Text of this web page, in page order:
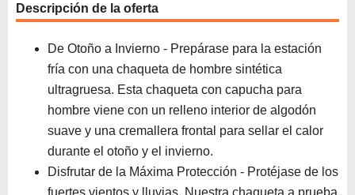
Descripción de la oferta
De Otoño a Invierno - Prepárase para la estación
fría con una chaqueta de hombre sintética
ultragruesa. Esta chaqueta con capucha para
hombre viene con un relleno interior de algodón
suave y una cremallera frontal para sellar el calor
durante el otoño y el invierno.
Disfrutar de la Máxima Protección - Protéjase de los
fuertes vientos y lluvias. Nuestra chaqueta a prueba